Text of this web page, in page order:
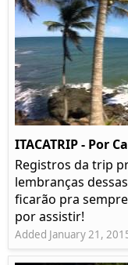
ITACATRIP - Por
Registros da trip
lembranças
ficarão pra
por assistir!
Added January 21,